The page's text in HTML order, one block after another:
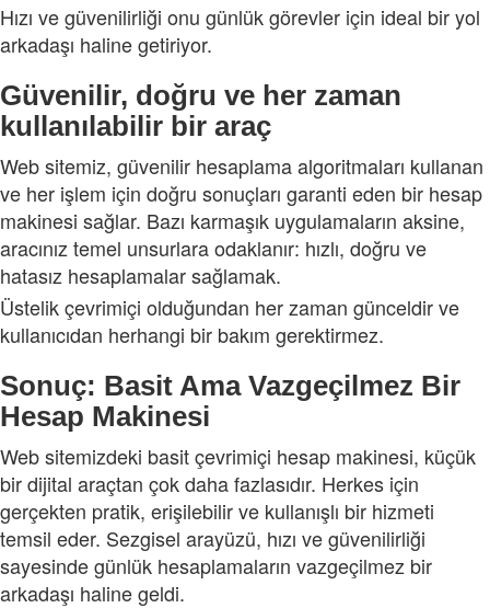
Hızı ve güvenilirliği onu günlük görevler için ideal bir yol
arkadaşı haline getiriyor.
Güvenilir, doğru ve her zaman
kullanılabilir bir araç
Web sitemiz, güvenilir hesaplama algoritmaları kullanan
ve her işlem için doğru sonuçları garanti eden bir hesap
makinesi sağlar. Bazı karmaşık uygulamaların aksine,
aracınız temel unsurlara odaklanır: hızlı, doğru ve
hatasız hesaplamalar sağlamak.
Üstelik çevrimiçi olduğundan her zaman günceldir ve
kullanıcıdan herhangi bir bakım gerektirmez.
Sonuç: Basit Ama Vazgeçilmez Bir
Hesap Makinesi
Web sitemizdeki basit çevrimiçi hesap makinesi, küçük
bir dijital araçtan çok daha fazlasıdır. Herkes için
gerçekten pratik, erişilebilir ve kullanışlı bir hizmeti
temsil eder. Sezgisel arayüzü, hızı ve güvenilirliği
sayesinde günlük hesaplamaların vazgeçilmez bir
arkadaşı haline geldi.